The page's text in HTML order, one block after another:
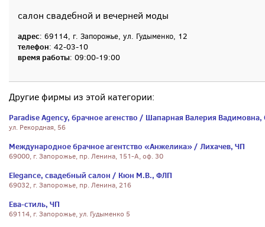
салон свадебной и вечерней моды
адрес: 69114, г. Запорожье, ул. Гудыменко, 12
телефон: 42-03-10
время работы: 09:00-19:00
Другие фирмы из этой категории:
Paradise Agency, брачное агенство / Шапарная Валерия
ул. Рекордная, 56
Международное брачное агентство «Анжелика» / Лихачев, ЧП
69000, г. Запорожье, пр. Ленина, 151-А, оф. 30
Elegance, свадебный салон / Кюн М.В., ФЛП
69032, г. Запорожье, пр. Ленина, 216
Ева-стиль, ЧП
69114, г. Запорожье, ул. Гудыменко 5